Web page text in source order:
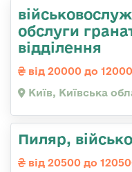
обслуги
відділення
від 20000 до
Київ, Київська
Пиляр,
від 20500 до